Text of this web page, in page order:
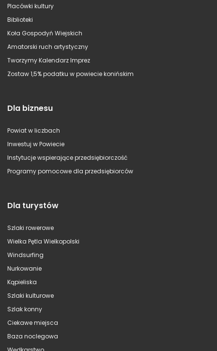
Placówki kultury
Biblioteki
Koła Gospodyń Wiejskich
Amatorski ruch artystyczny
Tworzymy Kalendarz Imprez
Zostaw 1,5% podatku w powiecie konińskim
Dla biznesu
Powiat w liczbach
Inwestuj w Powiecie
Instytucje wspierające przedsiębiorczość
Programy pomocowe dla przedsiębiorców
Dla turystów
Szlaki rowerowe
Wielka Pętla Wielkopolski
Windsurfing
Nurkowanie
Kąpieliska
Szlaki kulturowe
Szlak konny
Ciekawe miejsca
Baza noclegowa